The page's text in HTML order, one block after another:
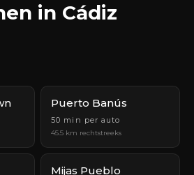
in Cádiz
Puerto Banús
50 min per auto
45.5 km rechtstreeks
Mijas Pueblo